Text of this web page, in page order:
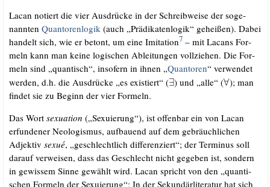
Lacan notiert die vier Aus­drü­cke in der Schreib­wei­se der soge­
nann­ten Quan­to­ren­lo­gik(auch „Prä­di­ka­ten­lo­gik“ gehei­ßen). Dabei
han­delt sich, wie er betont, um eine Imi­ta­ti­on7 – mit Lacans For­
meln kann man kei­ne logi­schen Ablei­tun­gen voll­zie­hen. Die For­
meln sind „quan­tisch“, inso­fern in ihnen „Quan­to­ren“ ver­wen­det
wer­den, d.h. die Aus­drü­cke „es exis­tiert“ ( ) und „alle“ ( ); man
fin­det sie zu Beginn der vier Formeln.
Das Wort sexua­ti­on („Sexu­ie­rung“), ist offen­bar ein von Lacan
erfun­de­ner Neo­lo­gis­mus, auf­bau­end auf dem gebräuch­li­chen
Adjek­tiv sexué, „geschlecht­lich dif­fe­ren­ziert“; der Ter­mi­nus soll
dar­auf ver­wei­sen, dass das Geschlecht nicht gege­ben ist, son­dern
in gewis­sem Sin­ne gewählt wird. Lacan spricht von den „quan­ti­
schen For­meln der Sexu­ie­rung“; In der Sekun­där­li­te­ra­tur hat sich